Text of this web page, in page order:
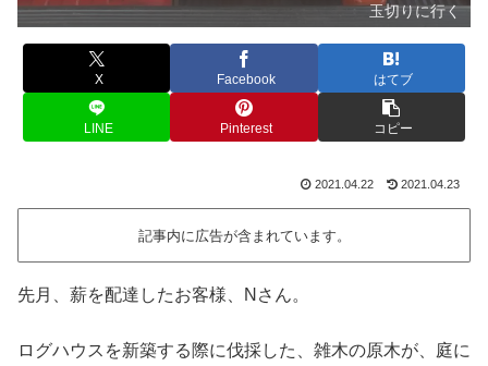
玉切りに行く
X Facebook はてブ
LINE Pinterest コピー
2021.04.22 2021.04.23
記事内に広告が含まれています。
先月、薪を配達したお客様、Nさん。
ログハウスを新築する際に伐採した、雑木の原木が、庭に